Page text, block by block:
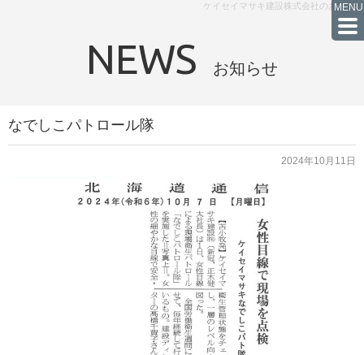
ケイセイマサキ建設株式会社のお知らせ
NEWS お知らせ
なでしこパトロール隊
2024年10月11日